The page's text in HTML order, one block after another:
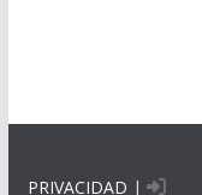
PRIVACIDAD |